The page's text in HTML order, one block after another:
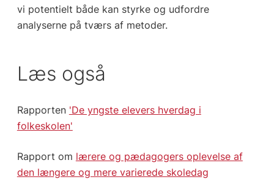
vi potentielt både kan styrke og udfordre
analyserne på tværs af metoder.
Læs også
Rapporten 'De yngste elevers hverdag i
folkeskolen'
Rapport om lærere og pædagogers oplevelse af
den længere og mere varierede skoledag